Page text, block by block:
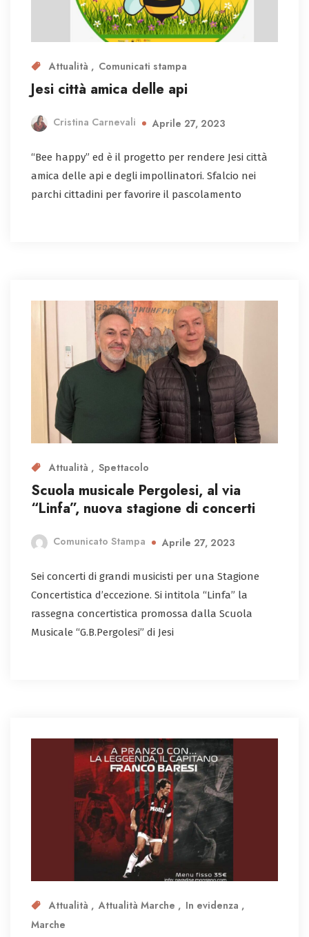
Attualità Comunicati stampa
Jesi città amica delle api
Cristina Carnevali Aprile 27, 2023
“Bee happy” ed è il progetto per rendere Jesi città
amica delle api e degli impollinatori. Sfalcio nei
parchi cittadini per favorire il pascolamento
Attualità Spettacolo
Scuola musicale Pergolesi, al via
“Linfa”, nuova stagione di concerti
Comunicato Stampa Aprile 27, 2023
Sei concerti di grandi musicisti per una Stagione
Concertistica d’eccezione. Si intitola “Linfa” la
rassegna concertistica promossa dalla Scuola
Musicale “G.B.Pergolesi” di Jesi
Attualità Attualità Marche
In evidenza
Marche